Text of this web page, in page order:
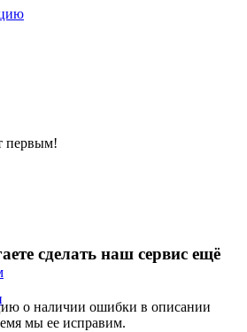
первым!
сделать наш сервис ещё
о наличии ошибки в описании
мы ее исправим.